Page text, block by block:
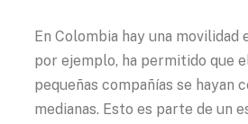
En Colombia hay una movilidad
por ejemplo, ha permitido que
pequeñas compañías se hayan
medianas. Esto es parte de un